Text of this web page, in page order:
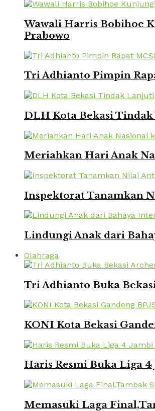
Wawali Harris Bobihoe
Prabowo
Tri Adhianto Pimpin
DLH Kota Bekasi
Meriahkan Hari Anak
Inspektorat Tanamkan
Lindungi Anak dari
Olahraga
Tri Adhianto Buka
KONI Kota Bekasi
Haris Resmi Buka Liga
Memasuki Laga